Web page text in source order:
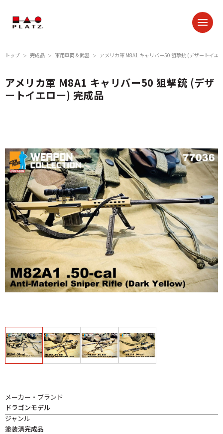
トップ ＞ 完成品 ＞ 軍用車両 & 武器 ＞ アメリカ軍 M8A1 キャリバー50 狙撃銃 (デザートイエ
アメリカ軍 M8A1 キャリバー50 狙撃銃 (デザ
ートイエロー) 完成品
メーカー・ブランド
ドラゴンモデル
ジャンル
塗装済完成品